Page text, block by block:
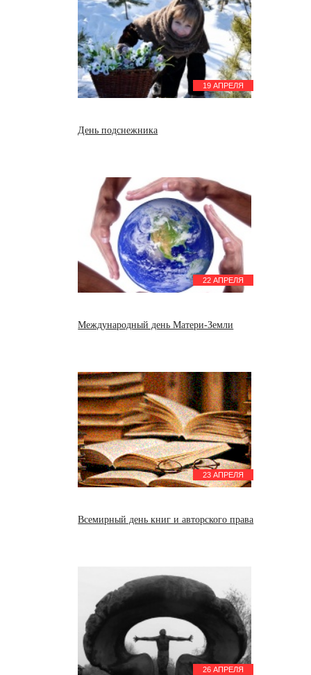
19 АПРЕЛЯ
День подснежника
22 АПРЕЛЯ
Международный день Матери-Земли
23 АПРЕЛЯ
Всемирный день книг и авторского права
26 АПРЕЛЯ